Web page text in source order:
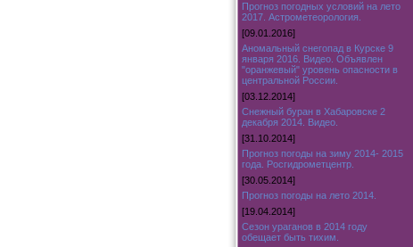
Прогноз погодных условий на лето
2017. Астрометеорология.
[09.01.2016]
Аномальный снегопад в Курске 9
января 2016. Видео. Объявлен
"оранжевый" уровень опасности в
центральной России.
[03.12.2014]
Снежный буран в Хабаровске 2
декабря 2014. Видео.
[31.10.2014]
Прогноз погоды на зиму 2014- 2015
года. Росгидрометцентр.
[30.05.2014]
Прогноз погоды на лето 2014.
[19.04.2014]
Сезон ураганов в 2014 году
обещает быть тихим.